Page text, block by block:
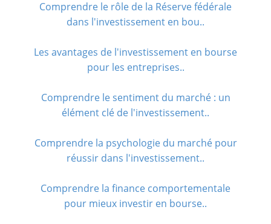
Comprendre le rôle de la Réserve fédérale
dans l'investissement en bou..
Les avantages de l'investissement en bourse
pour les entreprises..
Comprendre le sentiment du marché : un
élément clé de l'investissement..
Comprendre la psychologie du marché pour
réussir dans l'investissement..
Comprendre la finance comportementale
pour mieux investir en bourse..